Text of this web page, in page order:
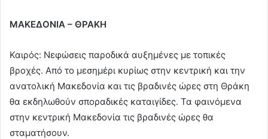
ΜΑΚΕΔΟΝΙΑ – ΘΡΑΚΗ
Καιρός: Νεφώσεις παροδικά αυξημένες με τοπικές
βροχές. Από το μεσημέρι κυρίως στην κεντρική και την
ανατολική Μακεδονία και τις βραδινές ώρες στη Θράκη
θα εκδηλωθούν σποραδικές καταιγίδες. Τα φαινόμενα
στην κεντρική Μακεδονία τις βραδινές ώρες θα
σταματήσουν.